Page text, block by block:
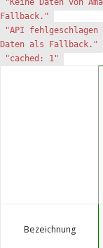
"Keine Daten von
Fallback."
"API fehlgeschlagen
Daten als Fallback."
"cached: 1"
Bezeichnung